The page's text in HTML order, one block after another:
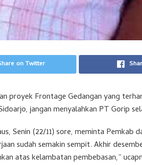
on Twitter
proyek Frontage Gedangan yang
jangan menyalahkan PT Gorip
Senin (22/11) sore, meminta Pemkab
sudah semakin sempit. Akhir
atas kelambatan pembebasan,”